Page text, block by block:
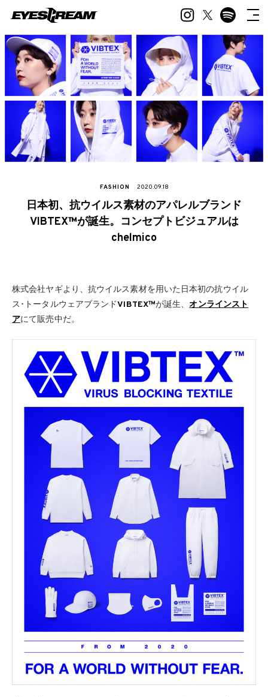
FASHION 2020.09.18
日本初、抗ウイルス素材のアパレルブランド
VIBTEX™が誕生。コンセプトビジュアルは
chelmico
株式会社ヤギより、抗ウイルス素材を用いた日本初の抗ウイル
ス･トータルウェアブランドVIBTEX™が誕生、オンラインスト
アにて販売中だ。